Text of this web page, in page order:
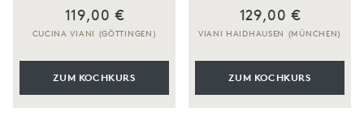
119,00 €
CUCINA VIANI (GÖTTINGEN)
ZUM KOCHKURS
129,00 €
VIANI HAIDHAUSEN (MÜNCHEN)
ZUM KOCHKURS